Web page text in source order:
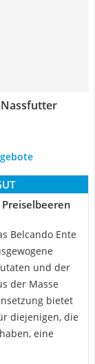
Nassfutter
Belcando Ente
und der
der Masse
bietet
diejenigen, die
eine